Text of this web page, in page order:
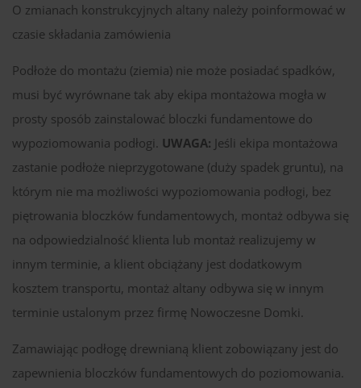
O zmianach konstrukcyjnych altany należy poinformować w
czasie składania zamówienia
Podłoże do montażu (ziemia) nie może posiadać spadków,
musi być wyrównane tak aby ekipa montażowa mogła w
prosty sposób zainstalować bloczki fundamentowe do
wypoziomowania podłogi. UWAGA: Jeśli ekipa montażowa
zastanie podłoże nieprzygotowane (duży spadek gruntu), na
którym nie ma możliwości wypoziomowania podłogi, bez
piętrowania bloczków fundamentowych, montaż odbywa się
na odpowiedzialność klienta lub montaż realizujemy w
innym terminie, a klient obciążany jest dodatkowym
kosztem transportu, montaż altany odbywa się w innym
terminie ustalonym przez firmę Nowoczesne Domki.
Zamawiając podłogę drewnianą klient zobowiązany jest do
zapewnienia bloczków fundamentowych do poziomowania.